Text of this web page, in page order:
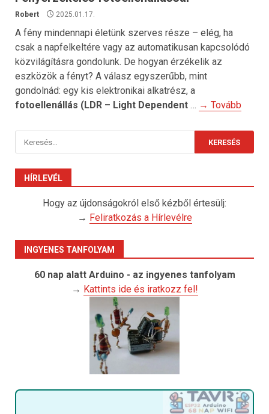
Robert 2025.01.17.
A fény mindennapi életünk szerves része – elég, ha
csak a napfelkeltére vagy az automatikusan kapcsolódó
közvilágításra gondolunk. De hogyan érzékelik az
eszközök a fényt? A válasz egyszerűbb, mint
gondolnád: egy kis elektronikai alkatrész, a
fotoellenállás (LDR – Light Dependent … → Tovább
Keresés:
HÍRLEVÉL
Hogy az újdonságokról első kézből értesülj:
→ Feliratkozás a Hírlevélre
INGYENES TANFOLYAM
60 nap alatt Arduino - az ingyenes tanfolyam
→ Kattints ide és iratkozz fel!